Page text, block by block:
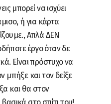
μπορεί να ισχύει
ή για κάρτα
Απλά ΔΕΝ
έργο όταν δε
Είναι πρόστυχο να
μπήξε και τον δείξε
και θα στον
στο σπίτι του!